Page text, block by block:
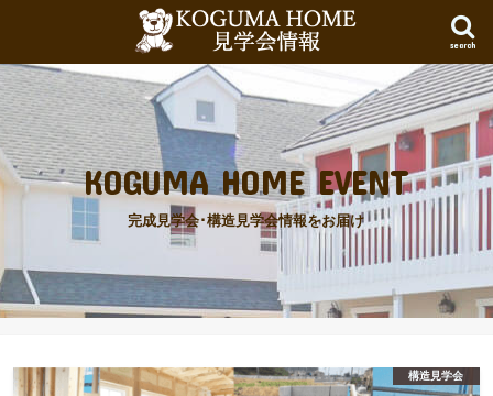
search
KOGUMA HOME EVENT
完成見学会･構造見学会情報をお届け
構造見学会